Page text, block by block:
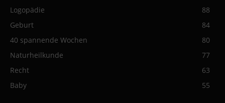
Logopädie
88
Geburt
84
40 spannende Wochen
80
Naturheilkunde
77
Recht
63
Baby
55